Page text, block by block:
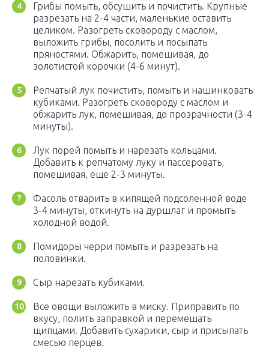
Грибы помыть, обсушить и почистить. Крупные
разрезать на 2-4 части, маленькие оставить
целиком. Разогреть сковороду с маслом,
выложить грибы, посолить и посыпать
пряностями. Обжарить, помешивая, до
золотистой корочки (4-6 минут).
Репчатый лук почистить, помыть и нашинковать
кубиками. Разогреть сковороду с маслом и
обжарить лук, помешивая, до прозрачности (3-4
минуты).
Лук порей помыть и нарезать кольцами.
Добавить к репчатому луку и пассеровать,
помешивая, еще 2-3 минуты.
Фасоль отварить в кипящей подсоленной воде
3-4 минуты, откинуть на дуршлаг и промыть
холодной водой.
Помидоры черри помыть и разрезать на
половинки.
Сыр нарезать кубиками.
Все овощи выложить в миску. Приправить по
вкусу, полить заправкой и перемешать
щипцами. Добавить сухарики, сыр и присыпать
смесью перцев.